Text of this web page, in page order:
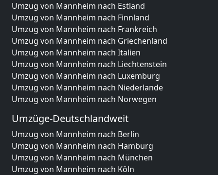
Umzug von Mannheim nach Estland
Umzug von Mannheim nach Finnland
Umzug von Mannheim nach Frankreich
Umzug von Mannheim nach Griechenland
Umzug von Mannheim nach Italien
Umzug von Mannheim nach Liechtenstein
Umzug von Mannheim nach Luxemburg
Umzug von Mannheim nach Niederlande
Umzug von Mannheim nach Norwegen
Umzüge-Deutschlandweit
Umzug von Mannheim nach Berlin
Umzug von Mannheim nach Hamburg
Umzug von Mannheim nach München
Umzug von Mannheim nach Köln